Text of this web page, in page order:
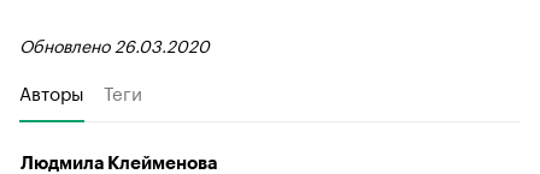
Обновлено 26.03.2020
Авторы Теги
Людмила Клейменова